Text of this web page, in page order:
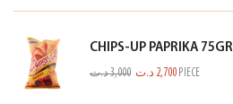
CHIPS-UP PAPRIKA 75GR
3,000د.ت 2,700 د.ت PIECE